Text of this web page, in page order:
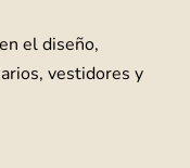
el diseño,
vestidores y